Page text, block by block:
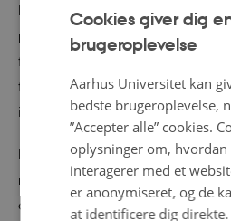
Herudover introduceres til mere
praksisser i forskellige dele af
fortolkning og retsanvendelse,
forvaltningsmyndigheder,
internationale fora, herunder EU.
Kurset målrettes deltagernes
metodiske problemer heri.
at drøfte dette indbyrdes samt
Cookies giver dig
brugeroplevelse
Aarhus Universitet kan
bedste brugeroplevelse,
”Accepter alle” cookies.
oplysninger om,
interagerer med et
er anonymiseret, og de
at identificere dig